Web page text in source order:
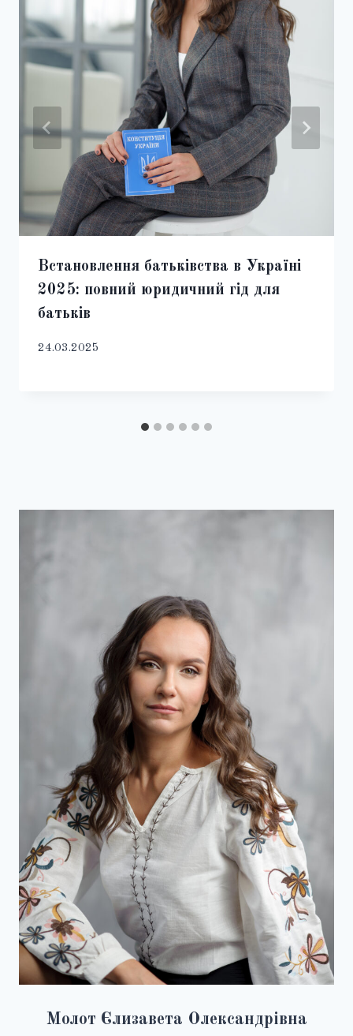
Встановлення батьківства в Україні
2025: повний юридичний гід для
батьків
24.03.2025
Молот Єлизавета Олександрівна